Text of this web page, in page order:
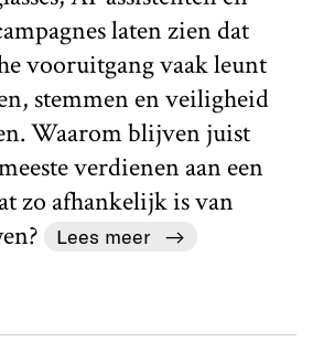
laten zien dat
vooruitgang vaak leunt
stemmen en veiligheid
Waarom blijven juist
verdienen aan een
zo afhankelijk is van
Lees meer